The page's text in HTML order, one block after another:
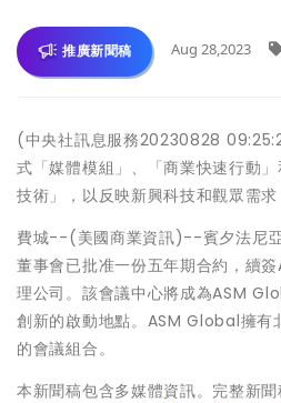
推廣新聞稿 Aug 28,2023
(中央社訊息服務20230828
式「媒體模組」、「商業快速行動
技術」，以反映新興科技和觀眾需求
費城--(美國商業資訊)--賓夕法尼
董事會已批准一份五年期合約，續
理公司。該會議中心將成為ASM
創新的啟動地點。ASM Global擁有
的會議組合。
本新聞稿包含多媒體資訊。完整新